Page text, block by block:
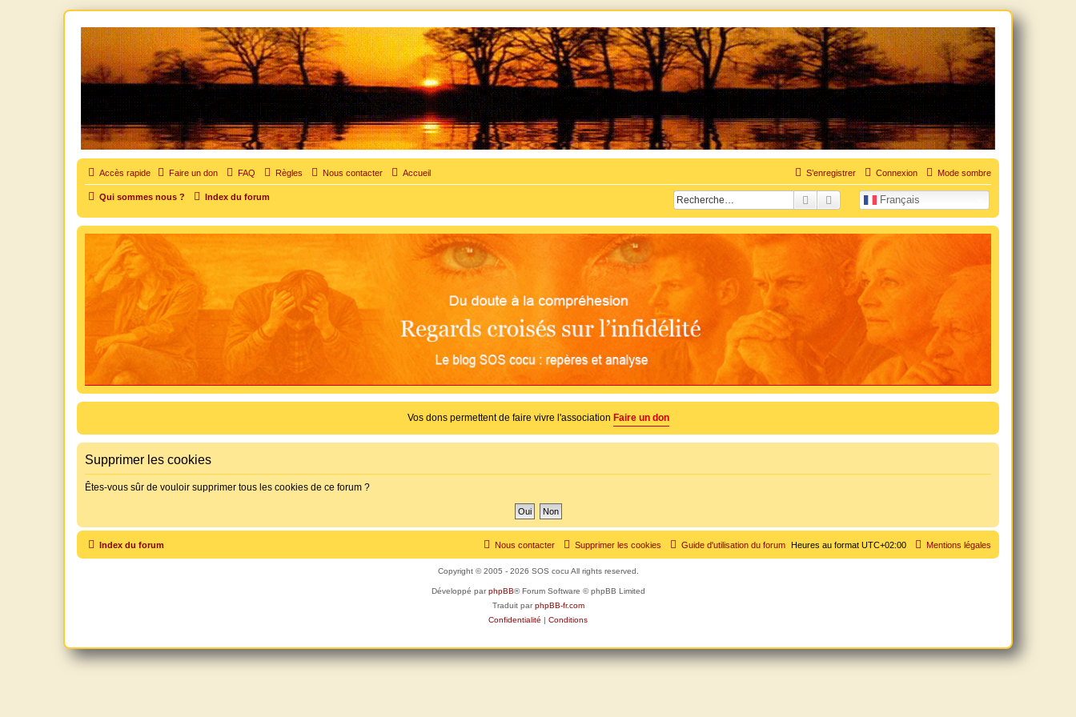
SOS cocu
SOS cocu est une association loi 1901 dont l'objet est le soutien aux victimes d'adultère. Pouvoir parler, se confier, recevoir un soutien moral pour traverser une situation personnelle douloureuse
Accès rapide Mode sombre
Faire un don FAQ Règles Nous contacter Accueil Connexion
S’enregistrer
Qui sommes nous ? Index du forum Français
RechercherRecherche avancée
Vos dons permettent de faire vivre l'association Faire un don
Supprimer les cookies
Êtes-vous sûr de vouloir supprimer tous les cookies de ce forum ?
Index du forum Mentions légales
Heures au format UTC+02:00
Guide d'utilisation du forum
Supprimer les cookies
Nous contacter
Copyright © 2005 - 2026 SOS cocu All rights reserved.
Développé parphpBB® Forum Software © phpBB Limited
Traduit parphpBB-fr.com
Confidentialité | Conditions